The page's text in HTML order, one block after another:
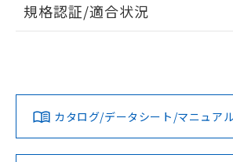
ログイン/会員登録
ダウンロードデータをご利用いただく前
みください。
ソフトウェアの使用条件
EU RoHS 注意事項・凡例
対応済み
規格認証/適合状況
カタログ/データシート/マニュア